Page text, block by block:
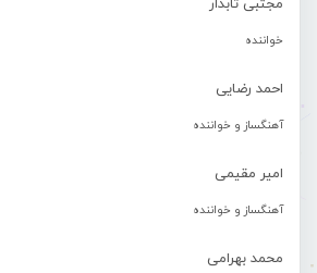
مجتبی تابدار
خواننده
احمد رضایی
آهنگساز و خواننده
امیر مقیمی
آهنگساز و خواننده
محمد بهرامی